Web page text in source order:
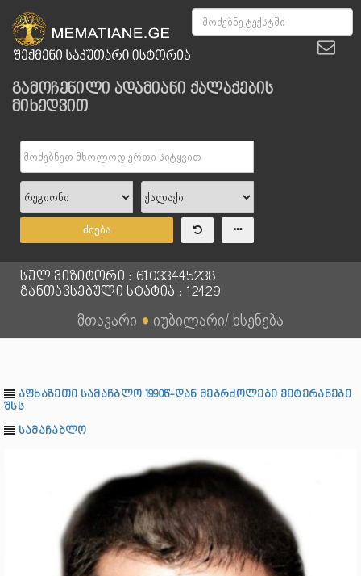
გამოჩენილი ადამიანი ქალაქების
მიხედვით
ძიება
სულ ვიზიტორი : 61033445238
განთავსებული სტატია : 12429
მთავარი ● იუბილარი/ ხსენება
აფხაზეთი სამაჩბლო 1990წ-დან მებრძოლები ვეტერანები
შსს
სამაჩაბლო